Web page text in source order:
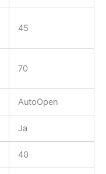
45
70
AutoOpen
Ja
40